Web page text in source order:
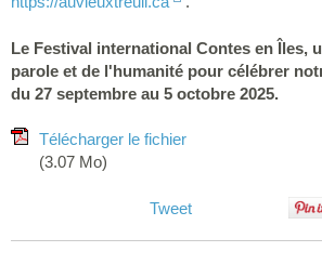
Le Festival international Contes en Îles,
parole et de l'humanité pour célébrer
du 27 septembre au 5 octobre 2025.
Télécharger le fichier
(3.07 Mo)
Tweet